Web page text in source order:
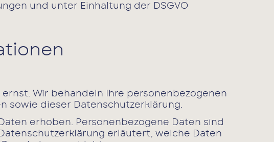
und unter Einhaltung der DSGVO
Wir behandeln Ihre personenbezogenen
sowie dieser Datenschutzerklärung.
erhoben. Personenbezogene Daten sind
erläutert, welche Daten